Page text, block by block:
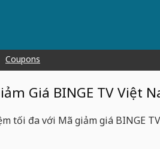
Coupons
Giá BINGE TV Việt
tối đa với Mã giảm giá BINGE